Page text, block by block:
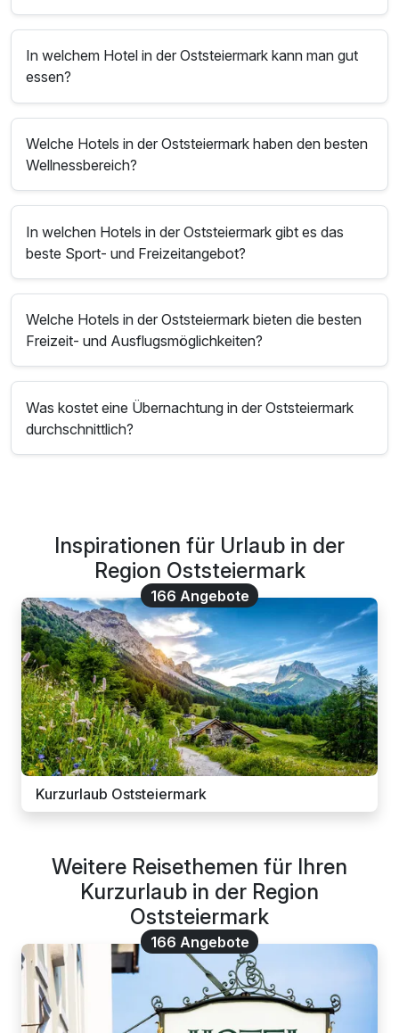
In welchem Hotel in der Oststeiermark kann man gut
essen?
Welche Hotels in der Oststeiermark haben den besten
Wellnessbereich?
In welchen Hotels in der Oststeiermark gibt es das
beste Sport- und Freizeitangebot?
Welche Hotels in der Oststeiermark bieten die besten
Freizeit- und Ausflugsmöglichkeiten?
Was kostet eine Übernachtung in der Oststeiermark
durchschnittlich?
Inspirationen für Urlaub in der
Region Oststeiermark
166 Angebote
Kurzurlaub Oststeiermark
Weitere Reisethemen für Ihren
Kurzurlaub in der Region
Oststeiermark
166 Angebote